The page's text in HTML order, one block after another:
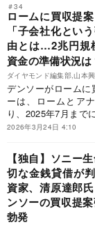
度をランキング形
上位には、デンソ
や、旧態依然とし
デジタル化で刷新
た。人気記事を振り
動向をおさらいする
＃34
ロームに買収提
「子会社化とい
由とは…2兆円規
資金の準備状況は
ダイヤモンド編集部,山本
デンソーがロームに
ーは、ロームとア
り、2025年7月まで
た。円満な関係を築
のか。また、買収
ロームの時価総額
れ上がる買収資金
舞台裏と買収資金の
2026年3月24日 4:10
【独自】ソニー
切な金銭貸借が
資家、清原達郎
ンソーの買収提
勃発